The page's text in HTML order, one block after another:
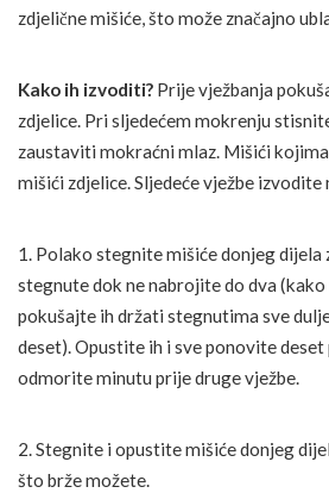
zdjelične mišiće, što može značajno
Kako ih izvoditi? Prije vježbanja
zdjelice. Pri sljedećem mokrenju
zaustaviti mokraćni mlaz. Mišići
mišići zdjelice. Sljedeće vježbe izvodite
1. Polako stegnite mišiće donjeg dijela
stegnute dok ne nabrojite do dva (kako
pokušajte ih držati stegnutima sve
deset). Opustite ih i sve ponovite
odmorite minutu prije druge vježbe.
2. Stegnite i opustite mišiće donjeg
što brže možete.